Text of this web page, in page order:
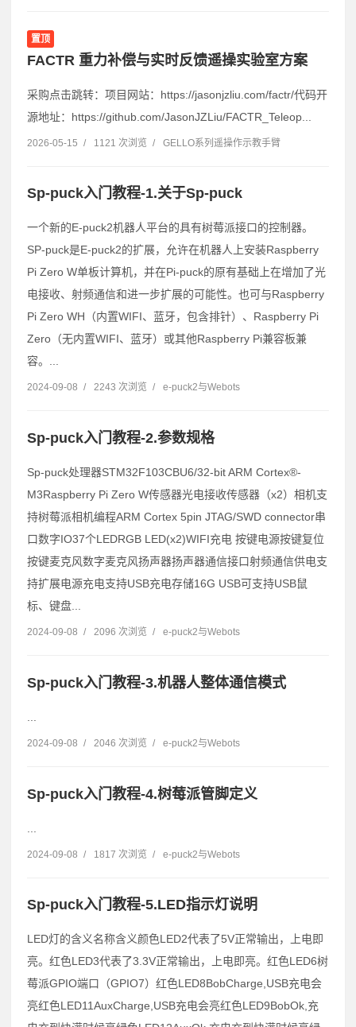
置顶
FACTR 重力补偿与实时反馈遥操实验室方案
采购点击跳转：项目网站：https://jasonjzliu.com/factr/代码开
源地址：https://github.com/JasonJZLiu/FACTR_Teleop...
2026-05-15 / 1121 次浏览 / GELLO系列遥操作示教手臂
Sp-puck入门教程-1.关于Sp-puck
一个新的E-puck2机器人平台的具有树莓派接口的控制器。
SP-puck是E-puck2的扩展，允许在机器人上安装Raspberry
Pi Zero W单板计算机，并在Pi-puck的原有基础上在增加了光
电接收、射频通信和进一步扩展的可能性。也可与Raspberry
Pi Zero WH（内置WIFI、蓝牙，包含排针）、Raspberry Pi
Zero（无内置WIFI、蓝牙）或其他Raspberry Pi兼容板兼
容。...
2024-09-08 / 2243 次浏览 / e-puck2与Webots
Sp-puck入门教程-2.参数规格
Sp-puck处理器STM32F103CBU6/32-bit ARM Cortex®-
M3Raspberry Pi Zero W传感器光电接收传感器（x2）相机支
持树莓派相机编程ARM Cortex 5pin JTAG/SWD connector串
口数字IO37个LEDRGB LED(x2)WIFI充电 按键电源按键复位
按键麦克风数字麦克风扬声器扬声器通信接口射频通信供电支
持扩展电源充电支持USB充电存储16G USB可支持USB鼠
标、键盘...
2024-09-08 / 2096 次浏览 / e-puck2与Webots
Sp-puck入门教程-3.机器人整体通信模式
2024-09-08 / 2046 次浏览 / e-puck2与Webots
Sp-puck入门教程-4.树莓派管脚定义
2024-09-08 / 1817 次浏览 / e-puck2与Webots
Sp-puck入门教程-5.LED指示灯说明
LED灯的含义名称含义颜色LED2代表了5V正常输出，上电即
亮。红色LED3代表了3.3V正常输出，上电即亮。红色LED6树
莓派GPIO端口（GPIO7）红色LED8BobCharge,USB充电会
亮红色LED11AuxCharge,USB充电会亮红色LED9BobOk,充